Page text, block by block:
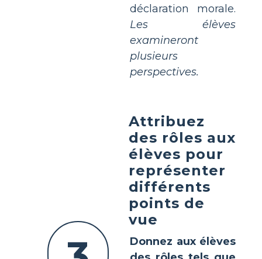
déclaration morale.
Les élèves
examineront
plusieurs
perspectives.
Attribuez
des rôles aux
élèves pour
représenter
différents
points de
vue
Donnez aux élèves